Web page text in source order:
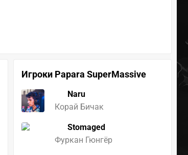
Игроки Papara SuperMassive
Naru
Корай Бичак
Stomaged
Фуркан Гюнгёр